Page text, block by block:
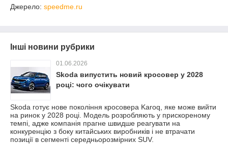
Джерело: speedme.ru
Інші новини рубрики
01.06.2026
Skoda випустить новий кросовер у 2028
році: чого очікувати
Skoda готує нове покоління кросовера Karoq, яке може вийти
на ринок у 2028 році. Модель розробляють у прискореному
темпі, адже компанія прагне швидше реагувати на
конкуренцію з боку китайських виробників і не втрачати
позиції в сегменті середньорозмірних SUV.